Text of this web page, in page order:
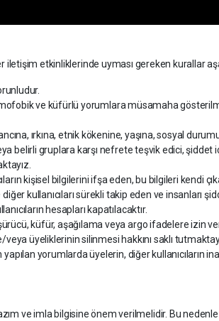
iletişim etkinliklerinde uyması gereken kurallar
ve küfürlü yorumlara müsamaha
ırkına, etnik kökenine, yaşına, sosyal
belirli gruplara karşı nefrete teşvik edici, şiddet
kişisel bilgilerini ifşa eden, bu bilgileri kendi
kullanıcıları sürekli takip eden ve insanları
hesapları kapatılacaktır.
küfür, aşağılama veya argo ifadelere izin
üyeliklerinin silinmesi hakkını saklı
yapılan yorumlarda üyelerin, diğer kullanıcıların
ve imla bilgisine önem verilmelidir. Bu